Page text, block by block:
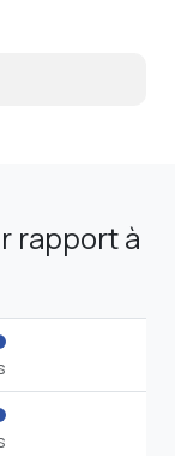
rapport à